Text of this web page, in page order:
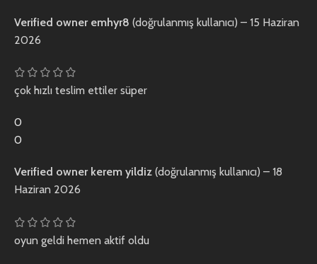
Verified owner emhyr8 (doğrulanmış kullanıcı) – 15 Haziran
2026
çok hızlı teslim ettiler süper
0
0
Verified owner kerem yildiz (doğrulanmış kullanıcı) – 18
Haziran 2026
oyun geldi hemen aktif oldu